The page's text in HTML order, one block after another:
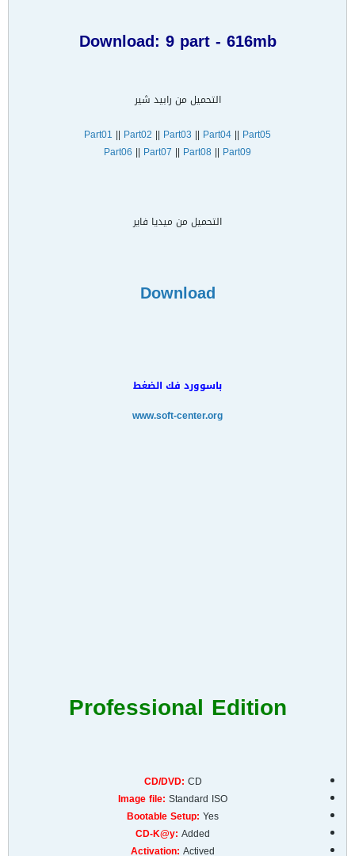
Download: 9 part - 616mb
التحميل من رابيد شير
Part01 || Part02 || Part03 || Part04 || Part05
Part06 || Part07 || Part08 || Part09
التحميل من ميديا فاير
Download
باسوورد فك الضغط
www.soft-center.org
Professional Edition
CD/DVD: CD
Image file: Standard ISO
Bootable Setup: Yes
CD-K@y: Added
Activation: Actived